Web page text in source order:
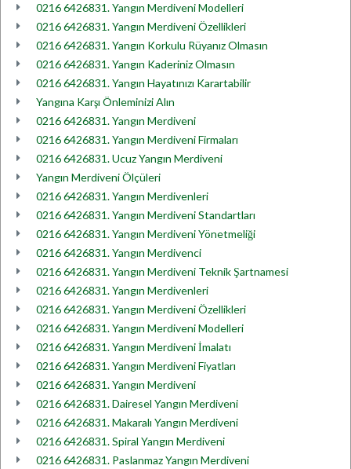
0216 6426831. Yangın Merdiveni Modelleri
0216 6426831. Yangın Merdiveni Özellikleri
0216 6426831. Yangın Korkulu Rüyanız Olmasın
0216 6426831. Yangın Kaderiniz Olmasın
0216 6426831. Yangın Hayatınızı Karartabilir
Yangına Karşı Önleminizi Alın
0216 6426831. Yangın Merdiveni
0216 6426831. Yangın Merdiveni Firmaları
0216 6426831. Ucuz Yangın Merdiveni
Yangın Merdiveni Ölçüleri
0216 6426831. Yangın Merdivenleri
0216 6426831. Yangın Merdiveni Standartları
0216 6426831. Yangın Merdiveni Yönetmeliği
0216 6426831. Yangın Merdivenci
0216 6426831. Yangın Merdiveni Teknik Şartnamesi
0216 6426831. Yangın Merdivenleri
0216 6426831. Yangın Merdiveni Özellikleri
0216 6426831. Yangın Merdiveni Modelleri
0216 6426831. Yangın Merdiveni İmalatı
0216 6426831. Yangın Merdiveni Fiyatları
0216 6426831. Yangın Merdiveni
0216 6426831. Dairesel Yangın Merdiveni
0216 6426831. Makaralı Yangın Merdiveni
0216 6426831. Spiral Yangın Merdiveni
0216 6426831. Paslanmaz Yangın Merdiveni